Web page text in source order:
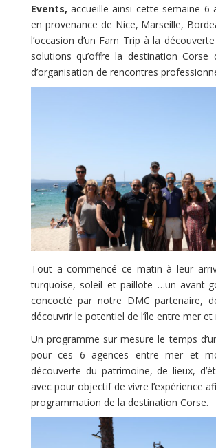
Events,accueille ainsi cette semaine 6
en provenance de Nice, Marseille,
l’occasion d’un Fam Trip à la
solutions qu’offre la destination Corse
d’organisation de rencontres
Tout a commencé ce matin à leur
turquoise, soleil et paillote …un avant-
concocté par notre DMC partenaire,
découvrir le potentiel de l’île entre mer
Un programme sur mesure le temps
pour ces 6 agences entre mer et
découverte du patrimoine, de lieux,
avec pour objectif de vivre l’expérience
programmation de la destination Corse.